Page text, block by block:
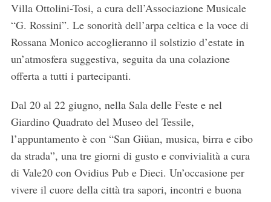
Villa Ottolini-Tosi, a cura dell’Associazione Musicale
“G. Rossini”. Le sonorità dell’arpa celtica e la voce di
Rossana Monico accoglieranno il solstizio d’estate in
un’atmosfera suggestiva, seguita da una colazione
offerta a tutti i partecipanti.
Dal 20 al 22 giugno, nella Sala delle Feste e nel
Giardino Quadrato del Museo del Tessile,
l’appuntamento è con “San Giüan, musica, birra e cibo
da strada”, una tre giorni di gusto e convivialità a cura
di Vale20 con Ovidius Pub e Dieci. Un’occasione per
vivere il cuore della città tra sapori, incontri e buona